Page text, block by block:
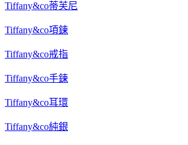
Tiffany&co蒂芙尼
Tiffany&co項鍊
Tiffany&co戒指
Tiffany&co手鍊
Tiffany&co耳環
Tiffany&co純銀